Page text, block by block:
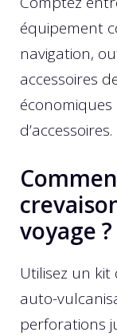
équipement
navigation,
accessoires
d’accessoires.
voyage ?
Utilisez un
auto-
perforations